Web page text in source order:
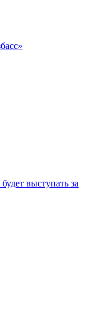
выступать за